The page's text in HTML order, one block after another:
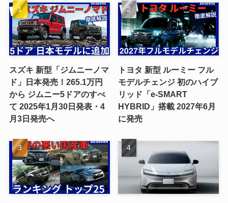
スズキ 新型「ジムニーノマ
ド」日本発売！265.1万円
から ジムニー5ドアのすべ
て 2025年1月30日発表・4
月3日発売へ
トヨタ 新型 ルーミー フル
モデルチェンジ 初のハイブ
リッド「e-SMART
HYBRID」搭載 2027年6月
に発売